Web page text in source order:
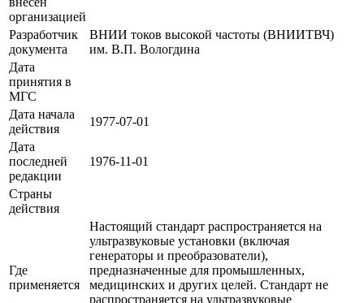
организацией
Разработчик
документа
ВНИИ токов высокой частоты (ВНИИТВЧ)
им. В.П. Вологдина
Дата
принятия в
МГС
Дата начала
действия
1977-07-01
Дата
последней
редакции
1976-11-01
Страны
действия
Где
применяется
Настоящий стандарт распространяется на
ультразвуковые установки (включая
генераторы и преобразователи),
предназначенные для промышленных,
медицинских и других целей. Стандарт не
распространяется на ультразвуковые